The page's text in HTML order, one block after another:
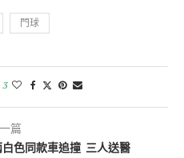
門球
3
篇
色同款車追撞 三人送醫